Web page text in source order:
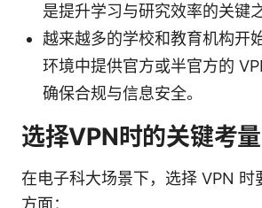
是提升学习与研究效率的关键
越来越多的学校和教育机构开
环境中提供官方或半官方的
确保合规与信息安全。
选择VPN时的关键考量
在电子科大场景下，选择 VPN 时
方面：